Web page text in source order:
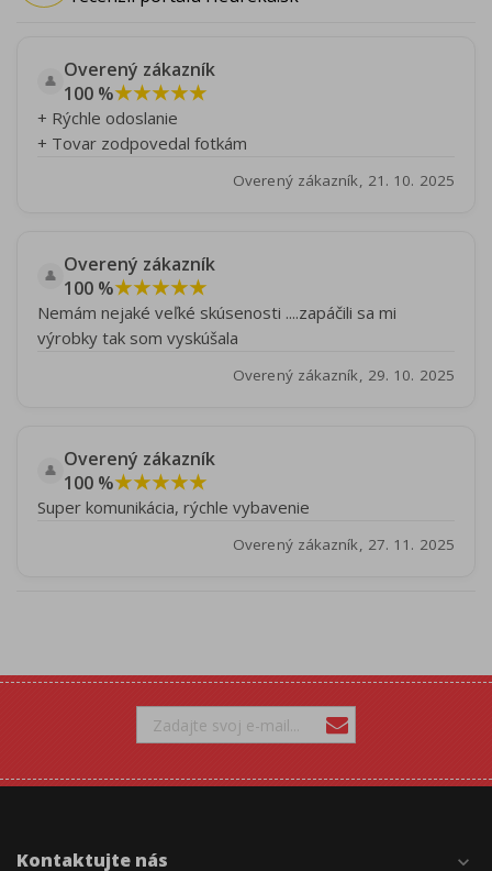
👤 Overený zákazník
100 %★★★★★
+ Rýchle odoslanie
+ Tovar zodpovedal fotkám
Overený zákazník, 21. 10. 2025
👤 Overený zákazník
100 %★★★★★
Nemám nejaké veľké skúsenosti ....zapáčili sa mi
výrobky tak som vyskúšala
Overený zákazník, 29. 10. 2025
👤 Overený zákazník
100 %★★★★★
Super komunikácia, rýchle vybavenie
Overený zákazník, 27. 11. 2025
Kontaktujte nás expand_more